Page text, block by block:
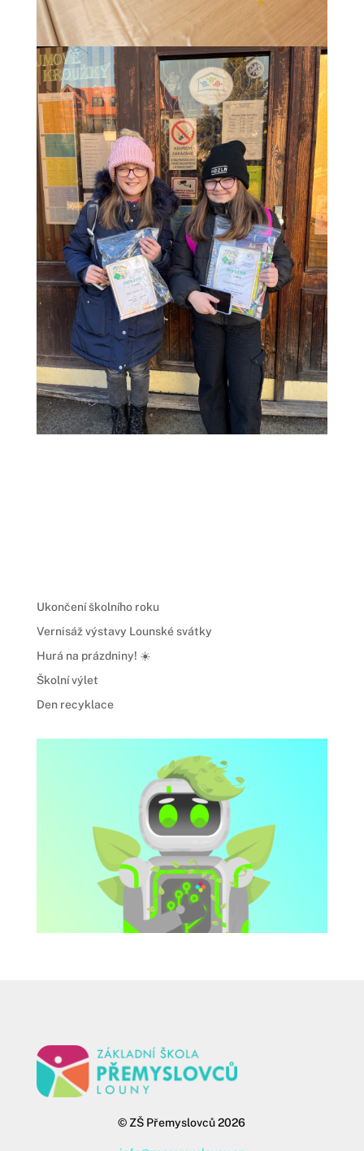
Ukončení školního roku
Vernisáž výstavy Lounské svátky
Hurá na prázdniny! ☀️
Školní výlet
Den recyklace
© ZŠ Přemyslovců 2026